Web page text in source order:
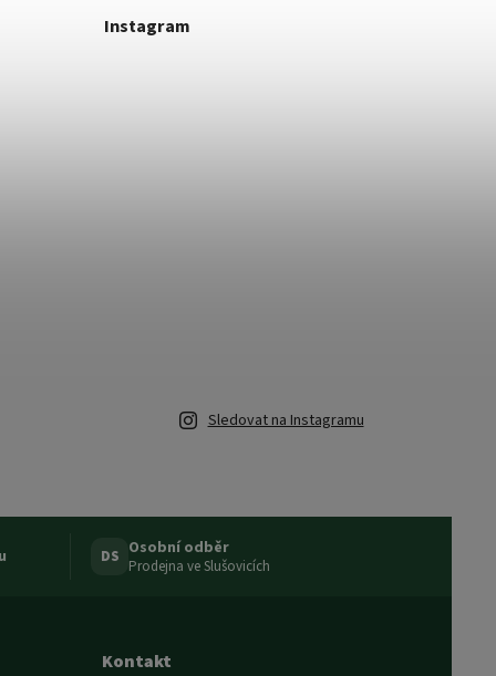
Instagram
Sledovat na Instagramu
DS Osobní odběr
Prodejna ve Slušovicích
Kontakt